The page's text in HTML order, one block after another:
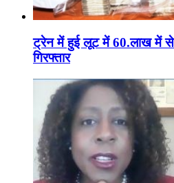
ट्रेन में हुई लूट में 60.लाख में
गिरफ्तार